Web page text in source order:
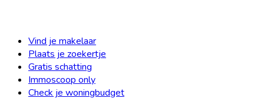
Vind je makelaar
Plaats je zoekertje
Gratis schatting
Immoscoop only
Check je woningbudget